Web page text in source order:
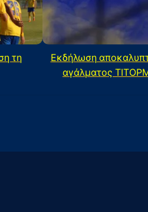
τη
Εκδήλωση
αγάλματος